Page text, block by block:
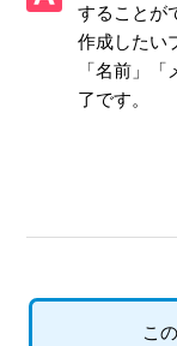
「プリもっと」
「プリもっと」を
することが
作成したい
「名前」
了です。
こ